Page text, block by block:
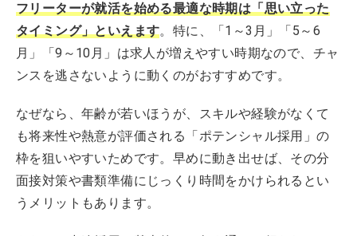
フリーターが就活を始める最適な時期は「思い立った
タイミング」といえます。特に、「1～3月」「5～6
月」「9～10月」は求人が増えやすい時期なので、チャ
ンスを逃さないように動くのがおすすめです。
なぜなら、年齢が若いほうが、スキルや経験がなくて
も将来性や熱意が評価される「ポテンシャル採用」の
枠を狙いやすいためです。早めに動き出せば、その分
面接対策や書類準備にじっくり時間をかけられるとい
うメリットもあります。